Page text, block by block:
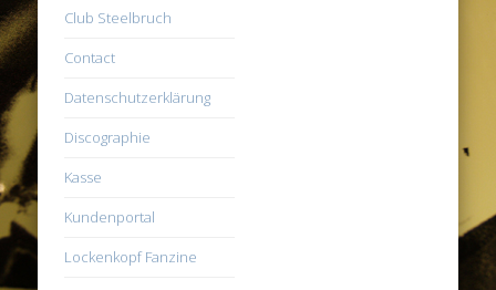
Club Steelbruch
Contact
Datenschutzerklärung
Discographie
Kasse
Kundenportal
Lockenkopf Fanzine